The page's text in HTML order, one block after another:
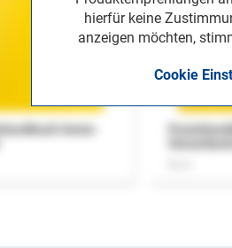
hierfür keine
anzeigen möchten,
Cookie
Home-